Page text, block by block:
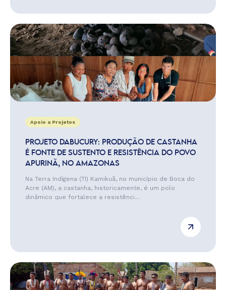
Apoio a Projetos
PROJETO DABUCURY: PRODUÇÃO DE CASTANHA
É FONTE DE SUSTENTO E RESISTÊNCIA DO POVO
APURINÃ, NO AMAZONAS
Na Terra Indígena (TI) Kamikuã, no município de Boca do
Acre (AM), a castanha, historicamente, é um polo
dinâmico que fortalece a resistênci...